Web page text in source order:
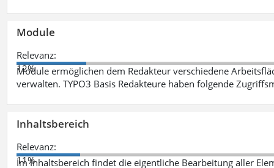
Module
Relevanz:
12%
Module ermöglichen dem Redakteur verschiedene
verwalten. TYPO3 Basis Redakteure haben folgende
Inhaltsbereich
Relevanz:
11%
Im Inhaltsbereich findet die eigentliche Bearbeitung aller